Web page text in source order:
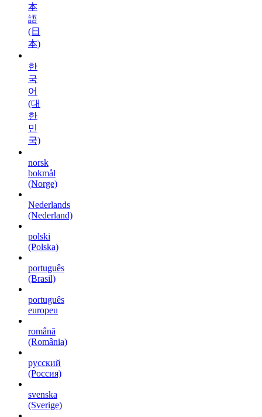
本
語
(日
本)
한
국
어
(대
한
민
국)
norsk
bokmål
(Norge)
Nederlands
(Nederland)
polski
(Polska)
português
(Brasil)
português
europeu
română
(România)
русский
(Россия)
svenska
(Sverige)